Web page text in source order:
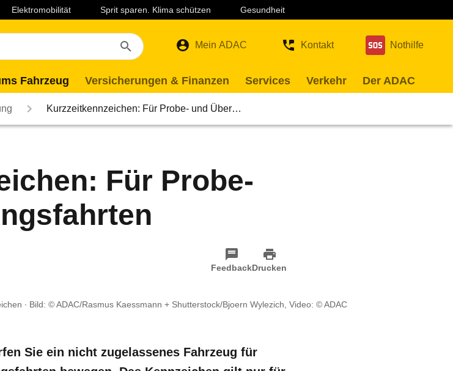
Elektromobilität Sprit sparen. Klima schützen Gesundheit
Mein ADAC Kontakt Nothilfe
Fahrzeug Versicherungen & Finanzen Services Verkehr Der ADAC
Kurzzeitkennzeichen: Für Probe- und Über…
Für Probe-
FeedbackDrucken
∙ Bild: © ADAC/Rasmus Kaessmann + Shutterstock/Bjoern Wylezich, Video: © ADAC
Sie ein nicht zugelassenes Fahrzeug für